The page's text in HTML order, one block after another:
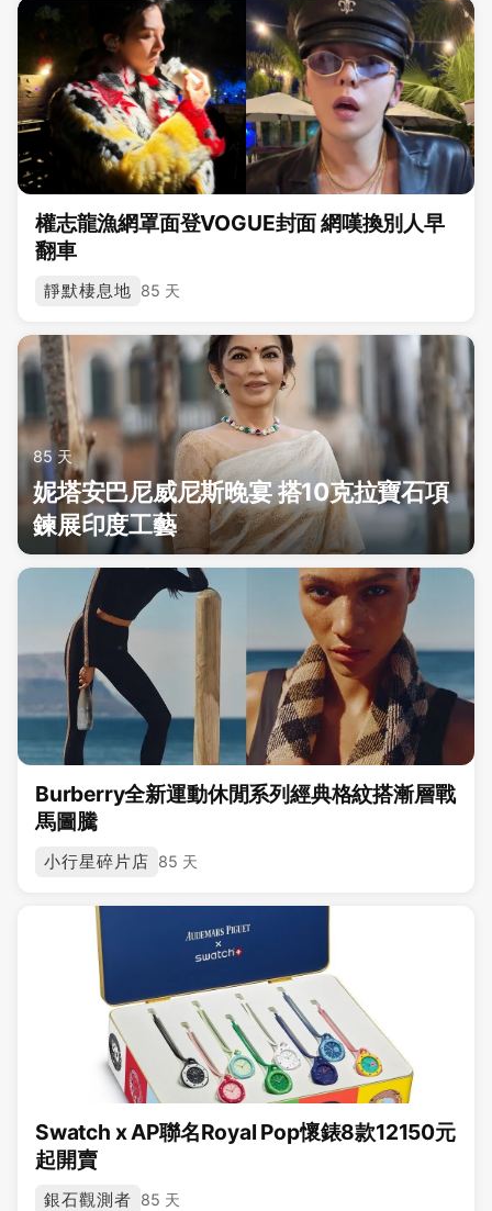
權志龍漁網罩面登VOGUE封面 網嘆換別人早
翻車
靜默棲息地 85 天
85 天
妮塔安巴尼威尼斯晚宴 搭10克拉寶石項
鍊展印度工藝
Burberry全新運動休閒系列經典格紋搭漸層戰
馬圖騰
小行星碎片店 85 天
Swatch x AP聯名Royal Pop懷錶8款12150元
起開賣
銀石觀測者 85 天